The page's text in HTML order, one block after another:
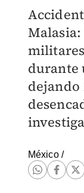
durante
dejando
México/